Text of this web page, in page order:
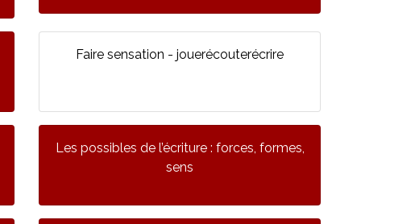
Faire sensation - jouerécouterécrire
Les possibles de l’écriture : forces, formes,
sens